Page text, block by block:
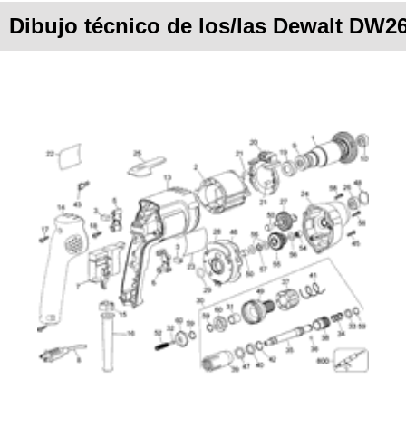
Dibujo técnico de los/las Dewalt